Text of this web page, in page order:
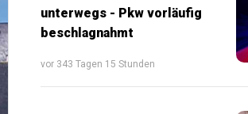
unterwegs - Pkw vorläufig
beschlagnahmt
vor 343 Tagen 15 Stunden